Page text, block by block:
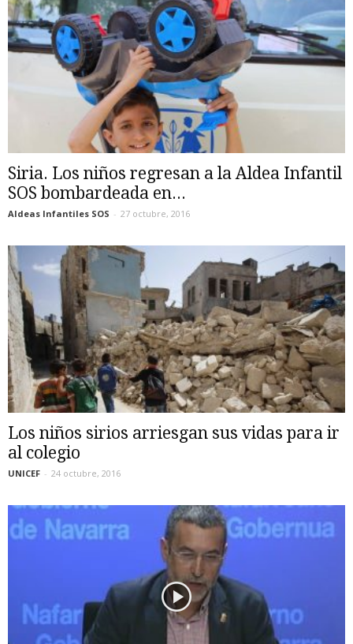
Siria. Los niños regresan a la Aldea Infantil
SOS bombardeada en...
Aldeas Infantiles SOS - 27 octubre, 2016
Los niños sirios arriesgan sus vidas para ir
al colegio
UNICEF - 24 octubre, 2016